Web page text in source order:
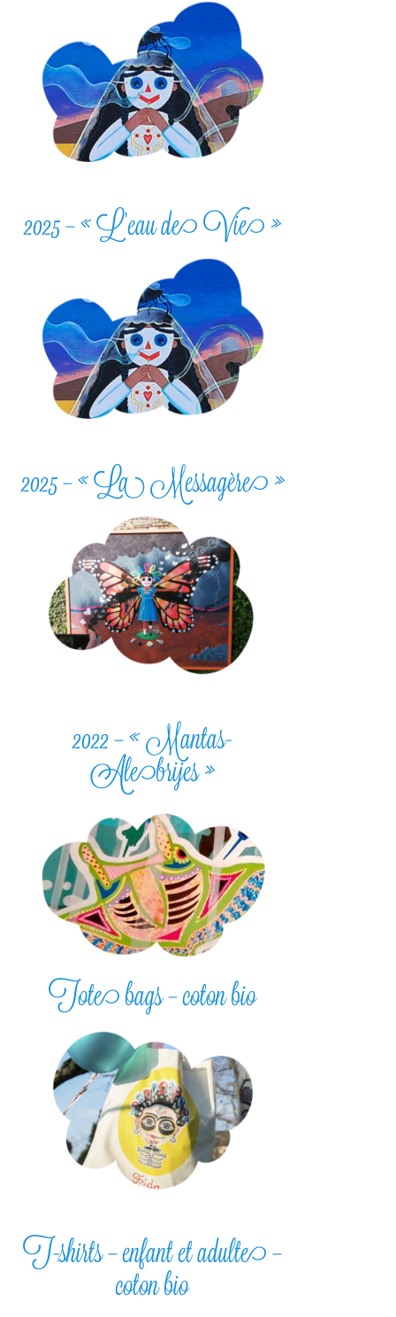
2025 – « L’eau de Vie »
2025 – « La Messagère »
2022 – « Mantas-
Alebrijes »
Tote bags – coton bio
T-shirts – enfant et adulte –
coton bio